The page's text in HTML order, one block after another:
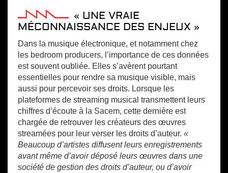
« UNE VRAIE
MÉCONNAISSANCE DES ENJEUX »
Dans la musique électronique, et notamment chez
les bedroom producers, l’importance de ces données
est souvent oubliée. Elles s’avèrent pourtant
essentielles pour rendre sa musique visible, mais
aussi pour percevoir ses droits. Lorsque les
plateformes de streaming musical transmettent leurs
chiffres d’écoute à la Sacem, cette dernière est
chargée de retrouver les créateurs des œuvres
streamées pour leur verser les droits d’auteur. «
Beaucoup d’artistes diffusent leurs enregistrements
avant même d’avoir déposé leurs œuvres dans une
société de gestion des droits d’auteur, ou d’avoir